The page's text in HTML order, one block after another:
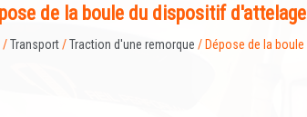
de la boule du dispositif d'attelage
/Transport/Traction d'une remorque / Dépose de la boule